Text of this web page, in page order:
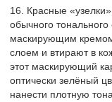
16. Красные
обычного
маскирующим кремом
слоем и втирают в
этот маскирующий
оптически зелёный
нанести плотную